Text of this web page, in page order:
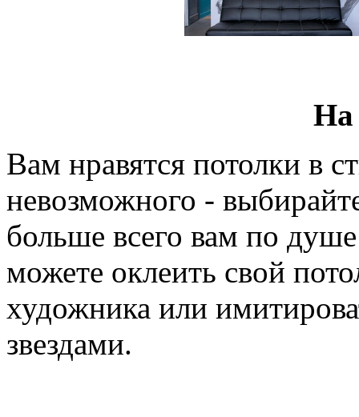
На
Вам нравятся потолки в
невозможного -
больше всего вам по
можете оклеить свой
художника или
звездами.